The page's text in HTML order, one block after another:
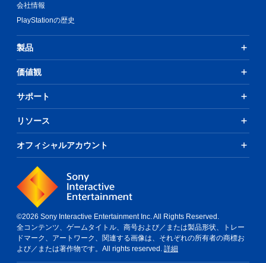
会社情報
PlayStationの歴史
製品
価値観
サポート
リソース
オフィシャルアカウント
©2026 Sony Interactive Entertainment Inc. All Rights Reserved.
全コンテンツ、ゲームタイトル、商号および／または製品形状、トレー
ドマーク、アートワーク、関連する画像は、それぞれの所有者の商標お
よび／または著作物です。All rights reserved. 詳細